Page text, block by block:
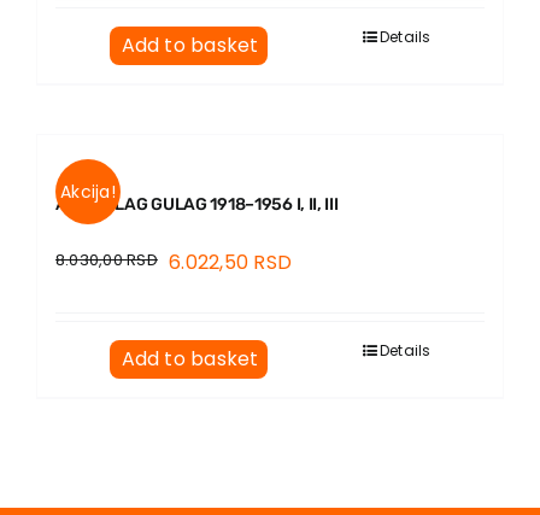
Add to basket Details
Akcija!
ARHIPELAG GULAG 1918–1956 I, II, III
8.030,00RSD 6.022,50 RSD
Add to basket Details